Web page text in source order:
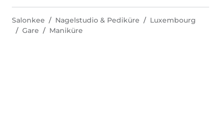
Salonkee Nagelstudio & Pediküre
Luxembourg
Gare
Maniküre